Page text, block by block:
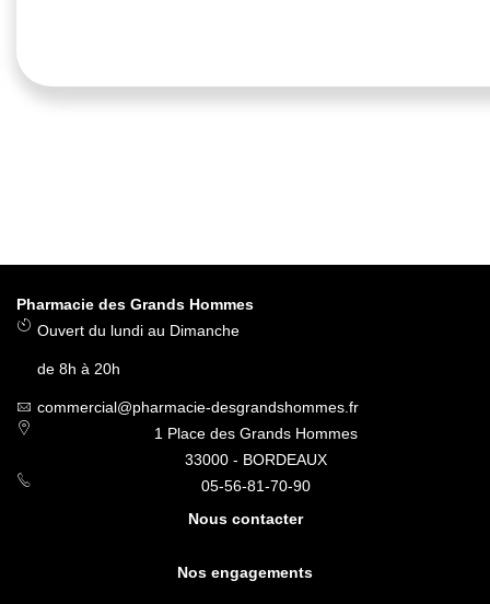
Pharmacie des Grands Hommes
Ouvert du lundi au Dimanche
de 8h à 20h
commercial@pharmacie-desgrandshommes.fr
1 Place des Grands Hommes
33000 - BORDEAUX
05-56-81-70-90
Nous contacter
Nos engagements